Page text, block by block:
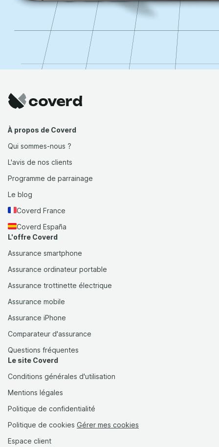
À propos de Coverd
Qui sommes-nous ?
L'avis de nos clients
Programme de parrainage
Le blog
Coverd France
Coverd España
L'offre Coverd
Assurance smartphone
Assurance ordinateur portable
Assurance trottinette électrique
Assurance mobile
Assurance iPhone
Comparateur d'assurance
Questions fréquentes
Le site Coverd
Conditions générales d'utilisation
Mentions légales
Politique de confidentialité
Politique de cookies Gérer mes cookies
Espace client